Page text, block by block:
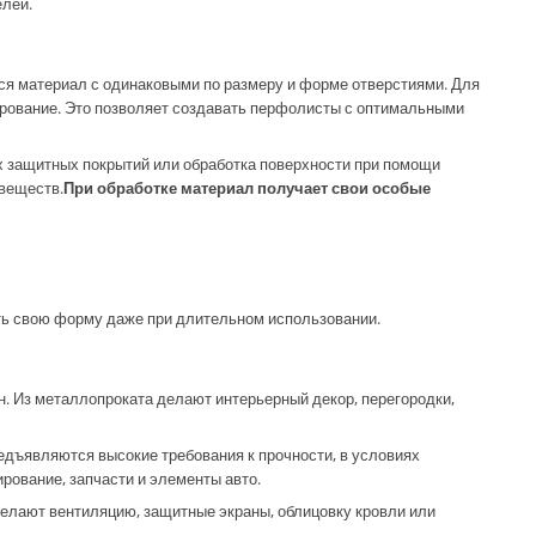
материал с одинаковыми по размеру и форме отверстиями. Для
Это позволяет создавать перфолисты с оптимальными
покрытий или обработка поверхности при помощи
При обработке материал получает свои особые
свою форму даже при длительном использовании.
металлопроката делают интерьерный декор, перегородки,
высокие требования к прочности, в условиях
запчасти и элементы авто.
вентиляцию, защитные экраны, облицовку кровли или